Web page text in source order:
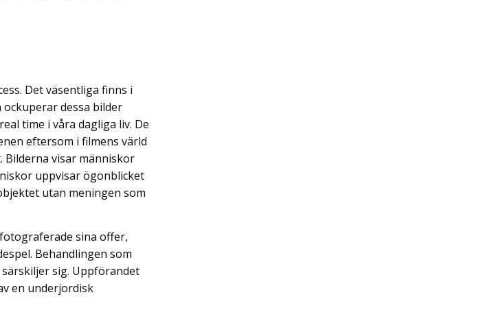
Det väsentliga finns i
ockuperar dessa bilder
time i våra dagliga liv. De
eftersom i filmens värld
Bilderna visar människor
uppvisar ögonblicket
utan meningen som
sina offer,
Behandlingen som
särskiljer sig. Uppförandet
en underjordisk